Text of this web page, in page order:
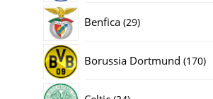
Benfica 2929
Borussia Dortmund 170170